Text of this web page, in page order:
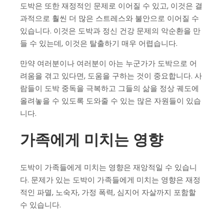
도박은 또한 재정적인 문제로 이어질 수 있고, 이것은 결
과적으로 훨씬 더 많은 스트레스와 불안으로 이어질 수
있습니다. 이것은 도박과 정신 건강 문제의 악순환을 만
들 수 있는데, 이것은 탈출하기 매우 어렵습니다.
만약 여러분이나 여러분이 아는 누군가가 도박으로 어
려움을 겪고 있다면, 도움을 구하는 것이 중요합니다. 사
람들이 도박 중독을 극복하고 그들의 삶을 정상 궤도에
올려놓을 수 있도록 도와줄 수 있는 많은 자원들이 있습
니다.
가족에게 미치는 영향
도박이 가족들에게 미치는 영향은 재앙적일 수 있습니
다. 문제가 있는 도박이 가족들에게 미치는 영향은 재정
적인 파멸, 노숙자, 가정 폭력, 심지어 자살까지 포함할
수 있습니다.